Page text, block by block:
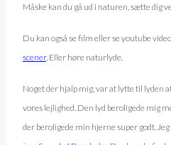
Måske kan du gå ud i naturen, sætte dig
Du kan også se film eller se youtube
scener. Eller høre naturlyde.
Noget der hjalp mig, var at lytte til lyden
vores lejlighed. Den lyd beroligede mig
der beroligede min hjerne super godt. Jeg